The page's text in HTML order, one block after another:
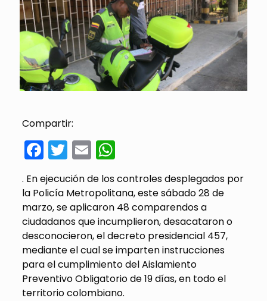
Compartir:
Facebook
Twitter
EmailWhatsApp
. En ejecución de los controles desplegados por
la Policía Metropolitana, este sábado 28 de
marzo, se aplicaron 48 comparendos a
ciudadanos que incumplieron, desacataron o
desconocieron, el decreto presidencial 457,
mediante el cual se imparten instrucciones
para el cumplimiento del Aislamiento
Preventivo Obligatorio de 19 días, en todo el
territorio colombiano.